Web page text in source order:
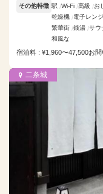
その他特徴 駅 Wi-Fi 高級 お
乾燥機
電子レンジ
繁華街 銭湯 サウ
和風な
宿泊料 : ¥1,960〜47,500お
二条城